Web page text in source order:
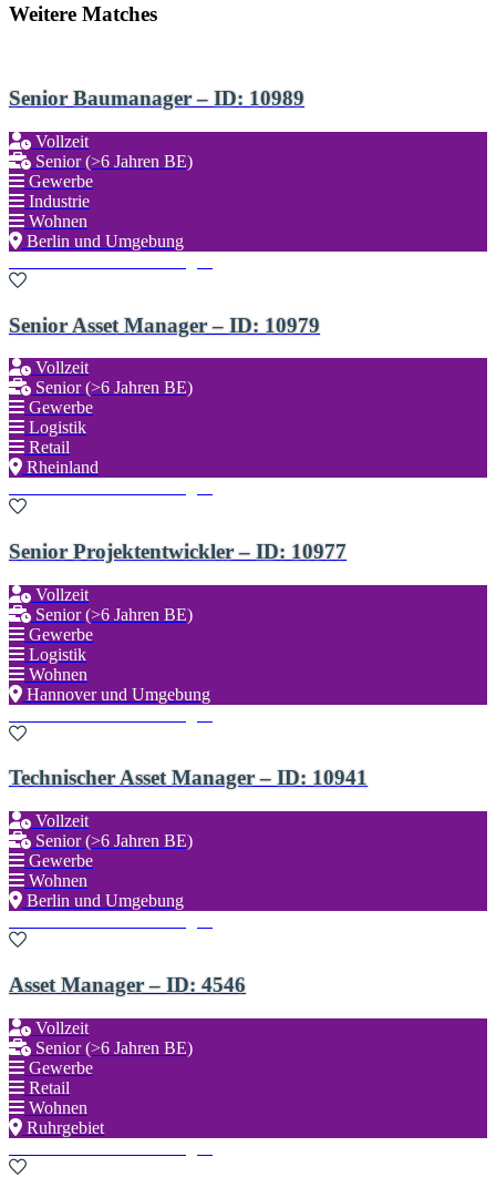
Weitere Matches
Senior Baumanager – ID: 10989
Vollzeit
Senior (>6 Jahren BE)
Gewerbe
Industrie
Wohnen
Berlin und Umgebung
Senior Asset Manager – ID: 10979
Vollzeit
Senior (>6 Jahren BE)
Gewerbe
Logistik
Retail
Rheinland
Senior Projektentwickler – ID: 10977
Vollzeit
Senior (>6 Jahren BE)
Gewerbe
Logistik
Wohnen
Hannover und Umgebung
Technischer Asset Manager – ID: 10941
Vollzeit
Senior (>6 Jahren BE)
Gewerbe
Wohnen
Berlin und Umgebung
Asset Manager – ID: 4546
Vollzeit
Senior (>6 Jahren BE)
Gewerbe
Retail
Wohnen
Ruhrgebiet